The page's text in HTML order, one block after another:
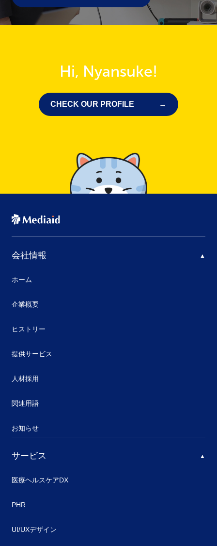
Hi, Nyansuke!
CHECK OUR PROFILE
会社情報
ホーム
企業概要
ヒストリー
提供サービス
人材採用
関連用語
お知らせ
サービス
医療ヘルスケアDX
PHR
UI/UXデザイン